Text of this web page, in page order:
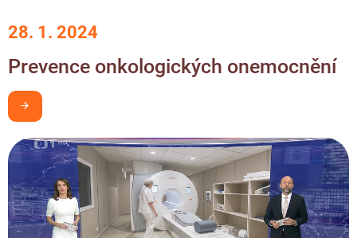
28. 1. 2024
Prevence onkologických onemocnění